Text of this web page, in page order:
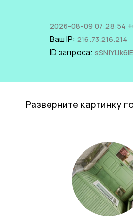
2026-08-09 07:28:54
Ваш IP: 216.73.216.214
ID запроса:
Разверните картинку